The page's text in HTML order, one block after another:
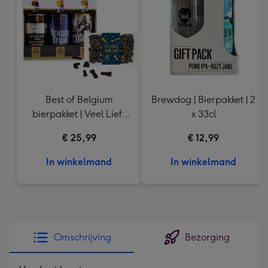
240
mm
Best of Belgium
bierpakket | Veel Liefs
€ 25,99
In winkelmand
Brewdog | Bierpakket | 2
x 33cl
€ 12,99
In winkelmand
Omschrijving Bezorging